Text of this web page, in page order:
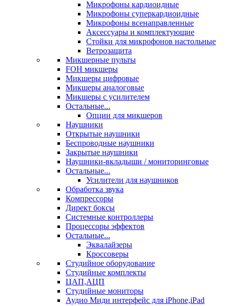
Микрофоны кардиоидные
Микрофоны суперкардиоидные
Микрофоны всенаправленные
Аксессуары и комплектующие
Стойки для микрофонов настольные
Ветрозащита
Микшерные пульты
FOH микшеры
Микшеры цифровые
Микшеры аналоговые
Микшеры с усилителем
Остальные...
Опции для микшеров
Наушники
Открытые наушники
Беспроводные наушники
Закрытые наушники
Наушники-вкладыши / мониторинговые
Остальные...
Усилители для наушников
Обработка звука
Компрессоры
Директ боксы
Системные контроллеры
Процессоры эффектов
Остальные...
Эквалайзеры
Кроссоверы
Студийное оборудование
Студийные комплекты
ЦАП,АЦП
Студийные мониторы
Аудио Миди интерфейс для iPhone,iPad